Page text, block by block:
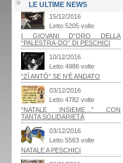
LE ULTIME NEWS